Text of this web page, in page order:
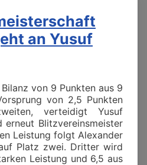
an Yusuf
von 9 Punkten aus 9
von 2,5 Punkten
verteidigt Yusuf
erneut Blitzvereinsmeister
Leistung folgt Alexander
Platz zwei. Dritter wird
Leistung und 6,5 aus